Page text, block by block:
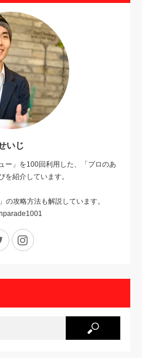
いじ
ー」を100回利用した、「プロのあ
を紹介しています。
の攻略方法も解説しています。
Twitter